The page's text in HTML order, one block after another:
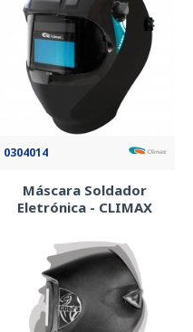
0304014
Máscara Soldador
Eletrónica - CLIMAX